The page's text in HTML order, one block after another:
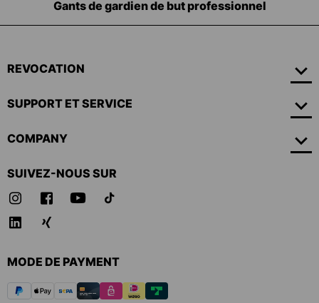
Équipement pour les gardiens de but
REVOCATION
SUPPORT ET SERVICE
COMPANY
SUIVEZ-NOUS SUR
MODE DE PAYMENT